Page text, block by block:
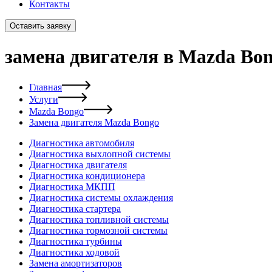
Контакты
Оставить заявку
замена двигателя в Mazda
Главная
Услуги
Mazda Bongo
Замена двигателя Mazda Bongo
Диагностика автомобиля
Диагностика выхлопной системы
Диагностика двигателя
Диагностика кондиционера
Диагностика МКПП
Диагностика системы охлаждения
Диагностика стартера
Диагностика топливной системы
Диагностика тормозной системы
Диагностика турбины
Диагностика ходовой
Замена амортизаторов